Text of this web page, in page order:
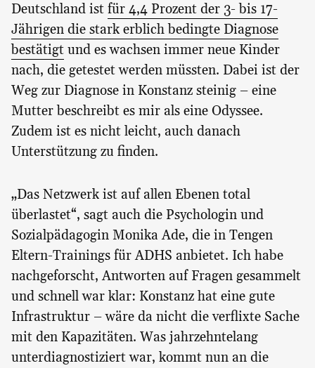
Deutschland ist für 4,4 Prozent der 3- bis 17-
Jährigen die stark erblich bedingte Diagnose
bestätigt und es wachsen immer neue Kinder
nach, die getestet werden müssten. Dabei ist der
Weg zur Diagnose in Konstanz steinig – eine
Mutter beschreibt es mir als eine Odyssee.
Zudem ist es nicht leicht, auch danach
Unterstützung zu finden.
„Das Netzwerk ist auf allen Ebenen total
überlastet“, sagt auch die Psychologin und
Sozialpädagogin Monika Ade, die in Tengen
Eltern-Trainings für ADHS anbietet. Ich habe
nachgeforscht, Antworten auf Fragen gesammelt
und schnell war klar: Konstanz hat eine gute
Infrastruktur – wäre da nicht die verflixte Sache
mit den Kapazitäten. Was jahrzehntelang
unterdiagnostiziert war, kommt nun an die